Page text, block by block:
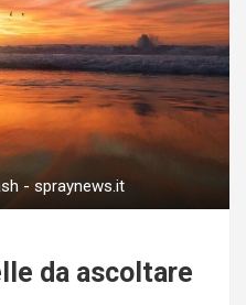
- spraynews.it
da ascoltare